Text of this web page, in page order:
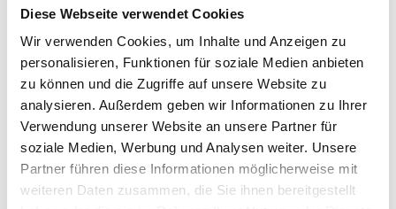
Diese Webseite verwendet Cookies
Wir verwenden Cookies, um Inhalte und Anzeigen zu
personalisieren, Funktionen für soziale Medien anbieten
zu können und die Zugriffe auf unsere Website zu
analysieren. Außerdem geben wir Informationen zu Ihrer
Verwendung unserer Website an unsere Partner für
soziale Medien, Werbung und Analysen weiter. Unsere
Partner führen diese Informationen möglicherweise mit
weiteren Daten zusammen, die Sie ihnen bereitgestellt
Berg-Aktiv-Paket